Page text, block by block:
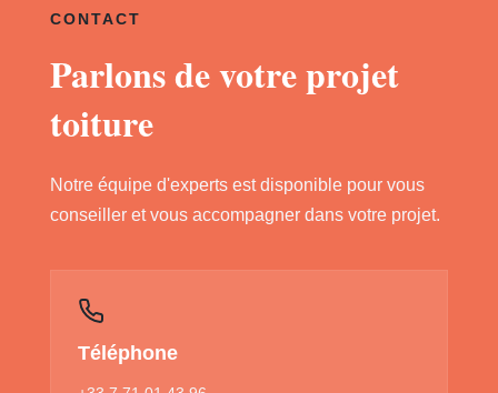
CONTACT
Parlons de votre projet
toiture
Notre équipe d'experts est disponible pour vous
conseiller et vous accompagner dans votre projet.
Téléphone